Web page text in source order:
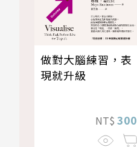
做對大腦練習，表
現就升級
NT$ 300